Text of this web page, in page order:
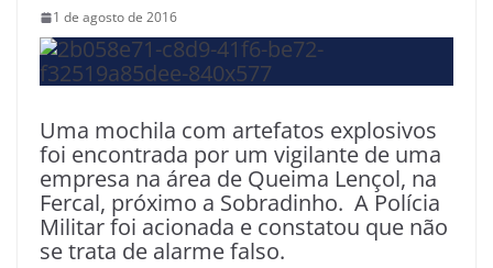
1 de agosto de 2016
Uma mochila com artefatos explosivos
foi encontrada por um vigilante de uma
empresa na área de Queima Lençol, na
Fercal, próximo a Sobradinho. A Polícia
Militar foi acionada e constatou que não
se trata de alarme falso.